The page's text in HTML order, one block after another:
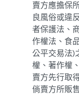
賣方應擔保
良風俗或違
者保護法、
作權法、食
公平交易法)
權、著作權
賣方先行取
倘賣方所販